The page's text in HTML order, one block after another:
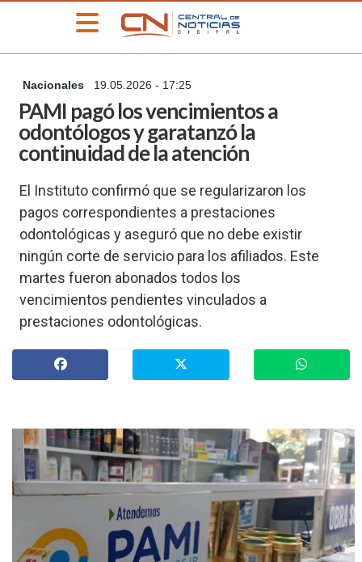
PORTADA
Deportes
Información
General
Locales
Nacionales
Policiales
»
Salud
Cultura
»
Espectáculos
Nacionales 19.05.2026 - 17:25
PAMI pagó los vencimientos a
odontólogos y garatanzó la
continuidad de la atención
El Instituto confirmó que se regularizaron los
pagos correspondientes a prestaciones
odontológicas y aseguró que no debe existir
ningún corte de servicio para los afiliados. Este
martes fueron abonados todos los
vencimientos pendientes vinculados a
prestaciones odontológicas.